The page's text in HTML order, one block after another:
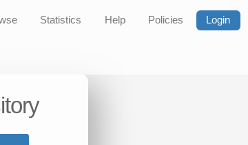
Statistics Help Policies Login